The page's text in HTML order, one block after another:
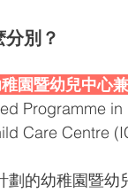
別？
園暨幼兒中心
Programme
Care Centre
劃的幼稚園暨幼